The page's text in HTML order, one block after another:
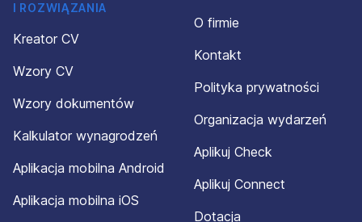
I ROZWIĄZANIA
Kreator CV
Wzory CV
Wzory dokumentów
Kalkulator wynagrodzeń
Aplikacja mobilna Android
Aplikacja mobilna iOS
O firmie
Kontakt
Polityka prywatności
Organizacja wydarzeń
Aplikuj Check
Aplikuj Connect
Dotacja